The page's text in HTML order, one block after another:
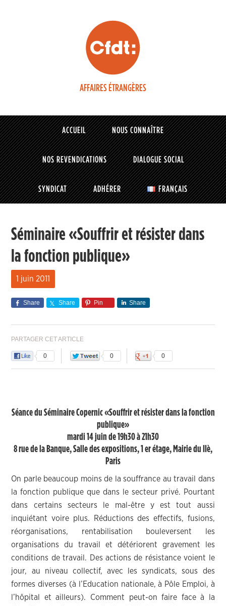
AFFAIRES ÉTRANGÈRES
ACCUEIL NOUS CONNAÎTRE
NOS REVENDICATIONS DIALOGUE SOCIAL
SYNDICAT ADHÉRER FRANÇAIS
Séminaire «Souffrir et résister dans
la fonction publique»
1 juin 2011
Share Share Pin Share
PARTAGER CET ARTICLE
0 0 0
Séance du Séminaire Copernic «Souffrir et résister dans la fonction
publique»
mardi 14 juin de 19h30 à 21h30
8 rue de la Banque, Salle des expositions, 1 er étage, Mairie du IIè,
Paris
On parle beaucoup moins de la souffrance au travail dans
la fonction publique que dans le secteur privé. Pourtant
dans certains secteurs le mal-être y est tout aussi
inquiétant voire plus. Réductions des effectifs, fusions,
réorganisations, rentabilisation bouleversent les
organisations du travail et détériorent gravement les
conditions de travail. Des actions de résistance voient le
jour, au niveau collectif, avec les syndicats, sous des
formes diverses (à l’Education nationale, à Pôle Emploi, à
l’hôpital et ailleurs). Comment peut-on faire face à la